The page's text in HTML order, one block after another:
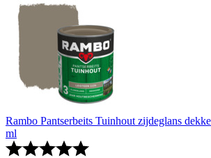
Rambo Pantserbeits Tuinhout zijdeglans
ml